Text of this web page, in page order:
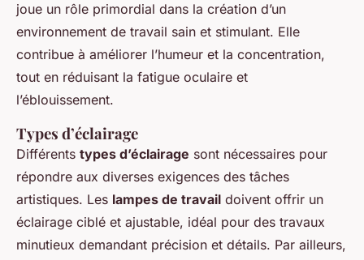
joue un rôle primordial dans la création d’un
environnement de travail sain et stimulant. Elle
contribue à améliorer l’humeur et la concentration,
tout en réduisant la fatigue oculaire et
l’éblouissement.
Types d’éclairage
Différents types d’éclairage sont nécessaires pour
répondre aux diverses exigences des tâches
artistiques. Les lampes de travail doivent offrir un
éclairage ciblé et ajustable, idéal pour des travaux
minutieux demandant précision et détails. Par ailleurs,